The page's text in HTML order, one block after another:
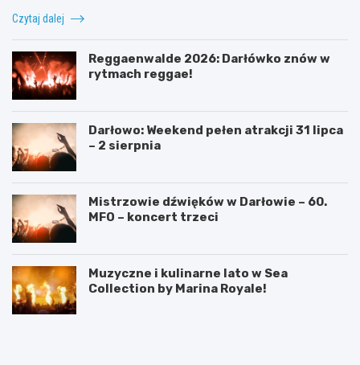
Czytaj dalej
Reggaenwalde 2026: Darłówko znów w
rytmach reggae!
Darłowo: Weekend pełen atrakcji 31 lipca
– 2 sierpnia
Mistrzowie dźwięków w Darłowie – 60.
MFO – koncert trzeci
Muzyczne i kulinarne lato w Sea
Collection by Marina Royale!